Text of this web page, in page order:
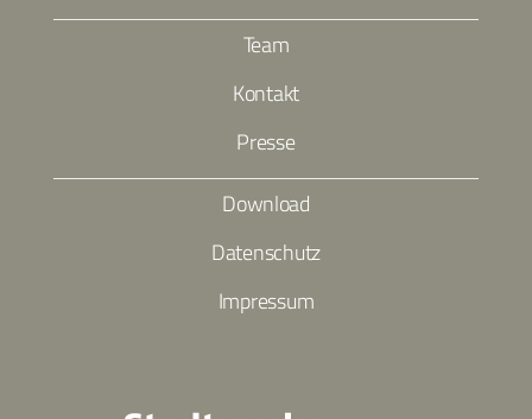
Team
Kontakt
Presse
Download
Datenschutz
Impressum